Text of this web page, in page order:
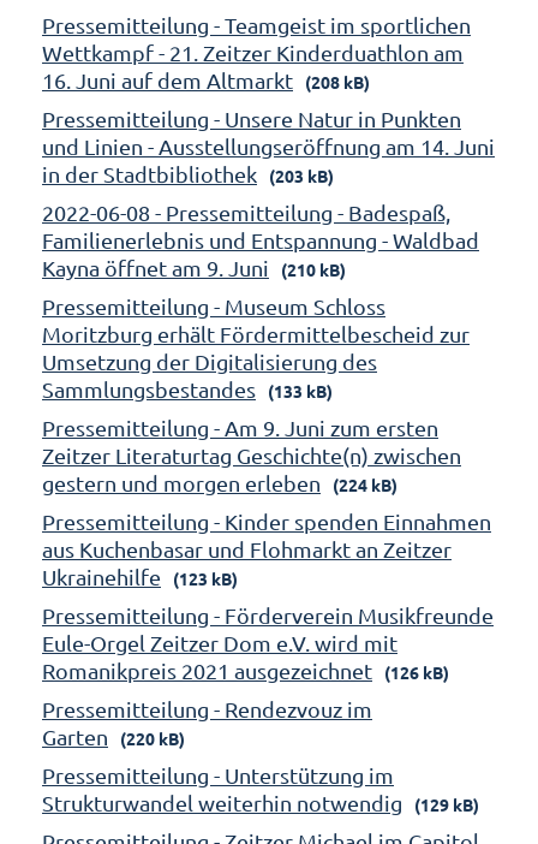
Pressemitteilung - Teamgeist im sportlichen
Wettkampf - 21. Zeitzer Kinderduathlon am
16. Juni auf dem Altmarkt
(208 kB)
Pressemitteilung - Unsere Natur in Punkten
und Linien - Ausstellungseröffnung am 14. Juni
in der Stadtbibliothek
(203 kB)
2022-06-08 - Pressemitteilung - Badespaß,
Familienerlebnis und Entspannung - Waldbad
Kayna öffnet am 9. Juni
(210 kB)
Pressemitteilung - Museum Schloss
Moritzburg erhält Fördermittelbescheid zur
Umsetzung der Digitalisierung des
Sammlungsbestandes
(133 kB)
Pressemitteilung - Am 9. Juni zum ersten
Zeitzer Literaturtag Geschichte(n) zwischen
gestern und morgen erleben
(224 kB)
Pressemitteilung - Kinder spenden Einnahmen
aus Kuchenbasar und Flohmarkt an Zeitzer
Ukrainehilfe
(123 kB)
Pressemitteilung - Förderverein Musikfreunde
Eule-Orgel Zeitzer Dom e.V. wird mit
Romanikpreis 2021 ausgezeichnet
(126 kB)
Pressemitteilung - Rendezvouz im
Garten
(220 kB)
Pressemitteilung - Unterstützung im
Strukturwandel weiterhin notwendig
(129 kB)